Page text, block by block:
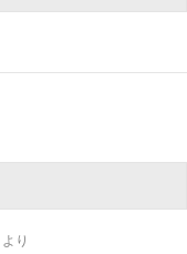
より